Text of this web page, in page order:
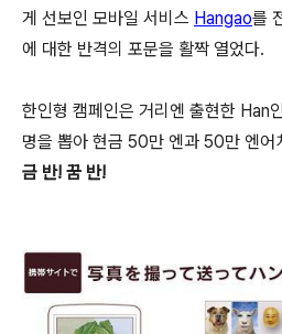
게 선보인 모바일 서비스 Hangao를
에 대한 반격의 포문을 활짝 열었다.
한인형 캠페인은 거리엔 출현한 Han
명을 뽑아 현금 50만 엔과 50만 엔어
금 반! 꿈 반!